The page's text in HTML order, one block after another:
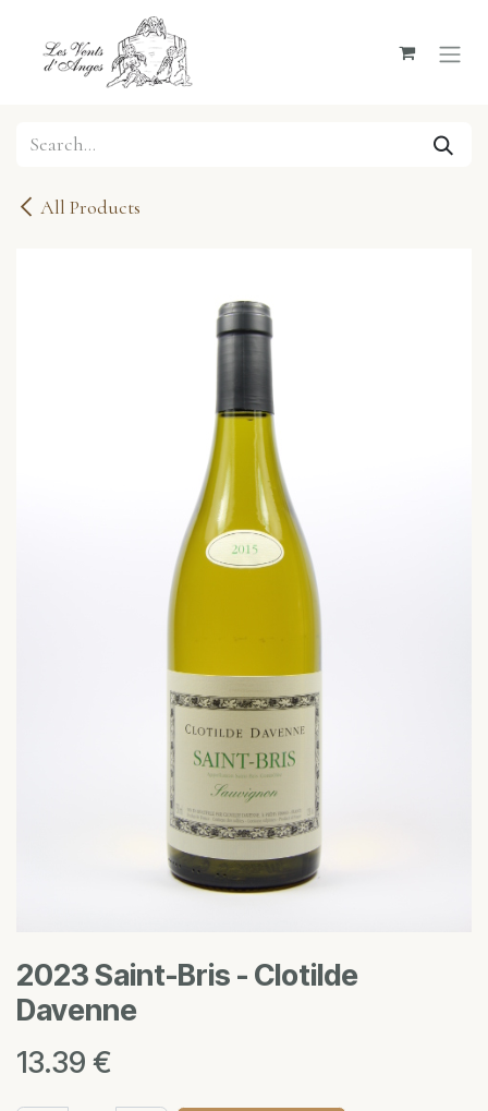
All Products
2023 Saint-Bris - Clotilde
Davenne
13.39 €